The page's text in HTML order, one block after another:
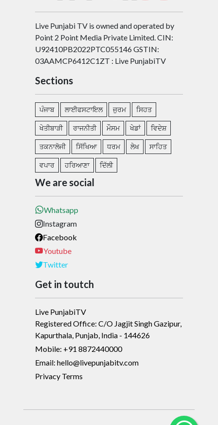
Live Punjabi TV is owned and operated by
Point 2 Point Media Private Limited. CIN:
U92410PB2022PTC055146 GSTIN:
03AAMCP6412C1ZT : Live PunjabiTV
Sections
ਪੰਜਾਬ ਲਾਈਫਸਟਾਇਲ ਜੁਰਮ ਸਿਹਤ
ਖੇਤੀਬਾੜੀ ਰਾਜਨੀਤੀ ਮੌਸਮ ਖੇਡਾਂ ਵਿਦੇਸ਼
ਤਕਨਾਲੋਜੀ ਸਿੱਖਿਆ ਧਰਮ ਲੇਖ ਸਾਹਿਤ
ਵਪਾਰ ਹਰਿਆਣਾ ਦਿੱਲੀ
We are social
Whatsapp
Instagram
Facebook
Youtube
Twitter
Get in toutch
Live PunjabiTV
Registered Office: C/O Jagjit Singh Gazipur,
Kapurthala, Punjab, India - 144626
Mobile: +91 8872440000
Email: hello@livepunjabitv.com
Privacy Terms